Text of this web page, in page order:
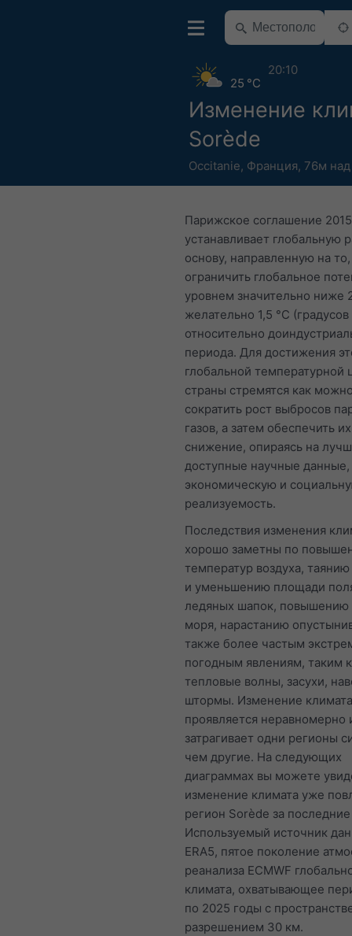
Изменение
Sorède
Occitanie, Франция, 76м
25 °C
20:10
Парижское соглашение
устанавливает глобальную
основу, направленную на
ограничить глобальное
уровнем значительно ниже
желательно 1,5 °C
относительно
периода. Для достижения
глобальной температурной
страны стремятся как
сократить рост выбросов
газов, а затем обеспечить
снижение, опираясь на
доступные научные
экономическую и
реализуемость.
Последствия изменения
хорошо заметны по
температур воздуха,
и уменьшению площади
ледяных шапок, повышению
моря, нарастанию
также более частым
погодным явлениям, таким
тепловые волны, засухи,
штормы. Изменение климата
проявляется неравномерно
затрагивает одни регионы
чем другие. На следующих
диаграммах вы можете
изменение климата уже
регион Sorède за
Используемый источник
ERA5, пятое поколение
реанализа ECMWF
климата, охватывающее
по 2025 годы с
разрешением 30 км.